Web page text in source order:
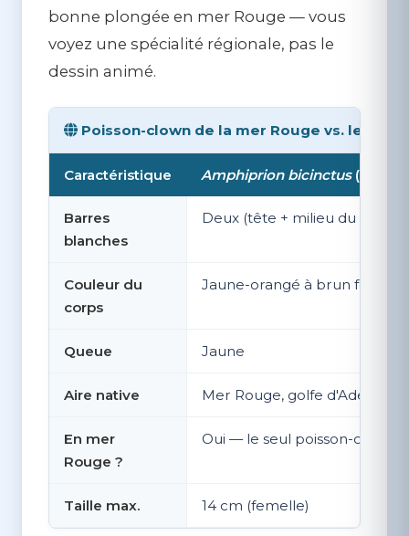
bonne plongée en mer Rouge — vous
voyez une spécialité régionale, pas le
dessin animé.
Poisson-clown de la mer Rouge vs. le
Caractéristique Amphiprion bicinctus(mer
Barres
blanches
Deux (tête + milieu du
Couleur du
corps
Jaune-orangé à brun foncé
Queue Jaune
Aire native Mer Rouge, golfe d'Aden,
En mer
Rouge ?
Oui — le seul poisson-clown
Taille max. 14 cm (femelle)